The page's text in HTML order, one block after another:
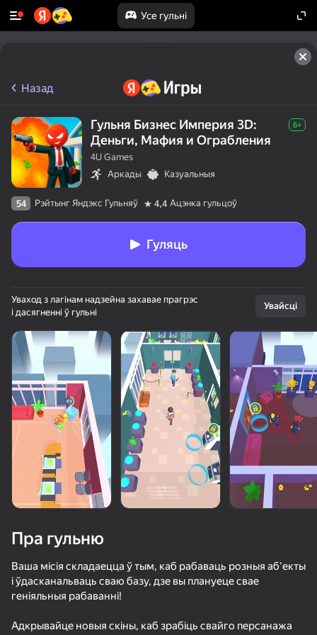
Усе гульні
у якія гуляюць
нават тыя, хто
Паглядзець
Липкая Бойня
Time Shooter 2
Слэш Битва
Агент Пуля
Назад
Гульня Бизнес Империя 3D:
Деньги, Мафия и Ограбления
6+
4U Games
Аркады
Казуальныя
54 Рэйтынг Яндэкс Гульняў 4,4 Ацэнка гульцоў
Гуляць
Уваход з лагінам надзейна захавае прагрэс
і дасягненні ў гульні
Увайсці
Пра гульню
Ваша місія складаецца ў тым, каб рабаваць розныя аб'екты
і ўдасканальваць сваю базу, дзе вы плануеце свае
геніяльныя рабаванні!
Адкрывайце новыя скіны, каб зрабіць свайго персанажа